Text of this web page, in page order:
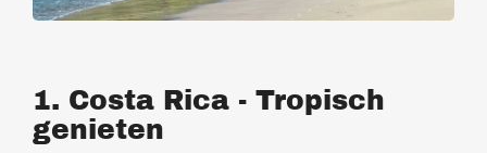
1. Costa Rica - Tropisch
genieten